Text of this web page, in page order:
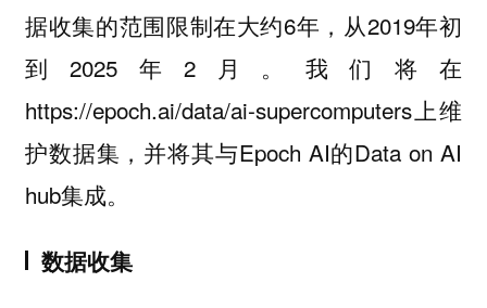
据收集的范围限制在大约6年，从2019年初
到2025年2月。我们将在
https://epoch.ai/data/ai-supercomputers上维
护数据集，并将其与Epoch AI的Data on AI
hub集成。
数据收集